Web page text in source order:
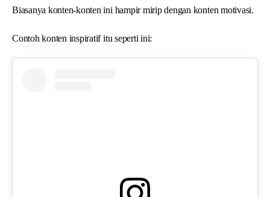
Biasanya konten-konten ini hampir mirip dengan konten motivasi.
Contoh konten inspiratif itu seperti ini: